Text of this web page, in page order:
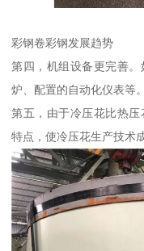
彩钢卷彩钢发展趋势
第四，机组设备更完善
炉、配置的自动化仪表等。
第五，由于冷压花比热
特点，使冷压花生产技术